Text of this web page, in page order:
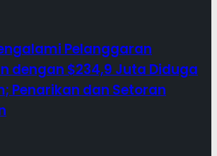
Pelanggaran
dengan $234,9 Juta Diduga
Penarikan dan Setoran